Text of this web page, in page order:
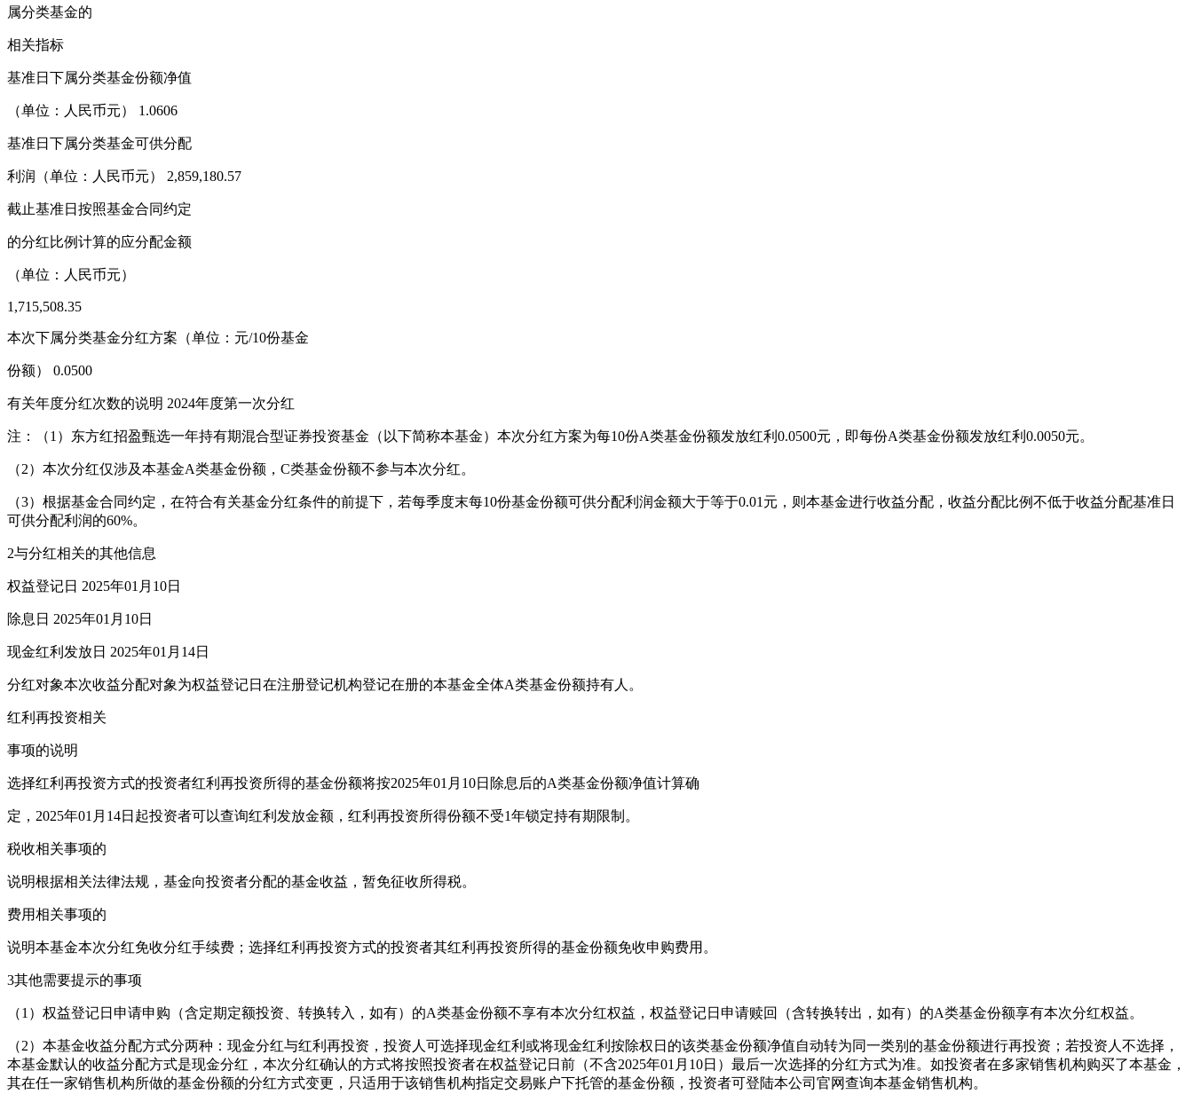
属分类基金的
相关指标
基准日下属分类基金份额净值
（单位：人民币元） 1.0606
基准日下属分类基金可供分配
利润（单位：人民币元） 2,859,180.57
截止基准日按照基金合同约定
的分红比例计算的应分配金额
（单位：人民币元）
1,715,508.35
本次下属分类基金分红方案（单位：元/10份基金
份额） 0.0500
有关年度分红次数的说明 2024年度第一次分红
注：（1）东方红招盈甄选一年持有期混合型证券投资基金（以下简称本基金）本次分红方案为每10份A类基金份额发放红利0.0500元，即每份A类基金份额发放红利0.0050元。
（2）本次分红仅涉及本基金A类基金份额，C类基金份额不参与本次分红。
（3）根据基金合同约定，在符合有关基金分红条件的前提下，若每季度末每10份基金份额可供分配利润金额大于等于0.01元，则本基金进行收益分配，收益分配比例不低于收益分配基准日
可供分配利润的60%。
2与分红相关的其他信息
权益登记日 2025年01月10日
除息日 2025年01月10日
现金红利发放日 2025年01月14日
分红对象本次收益分配对象为权益登记日在注册登记机构登记在册的本基金全体A类基金份额持有人。
红利再投资相关
事项的说明
选择红利再投资方式的投资者红利再投资所得的基金份额将按2025年01月10日除息后的A类基金份额净值计算确
定，2025年01月14日起投资者可以查询红利发放金额，红利再投资所得份额不受1年锁定持有期限制。
税收相关事项的
说明根据相关法律法规，基金向投资者分配的基金收益，暂免征收所得税。
费用相关事项的
说明本基金本次分红免收分红手续费；选择红利再投资方式的投资者其红利再投资所得的基金份额免收申购费用。
3其他需要提示的事项
（1）权益登记日申请申购（含定期定额投资、转换转入，如有）的A类基金份额不享有本次分红权益，权益登记日申请赎回（含转换转出，如有）的A类基金份额享有本次分红权益。
（2）本基金收益分配方式分两种：现金分红与红利再投资，投资人可选择现金红利或将现金红利按除权日的该类基金份额净值自动转为同一类别的基金份额进行再投资；若投资人不选择，
本基金默认的收益分配方式是现金分红，本次分红确认的方式将按照投资者在权益登记日前（不含2025年01月10日）最后一次选择的分红方式为准。如投资者在多家销售机构购买了本基金，
其在任一家销售机构所做的基金份额的分红方式变更，只适用于该销售机构指定交易账户下托管的基金份额，投资者可登陆本公司官网查询本基金销售机构。